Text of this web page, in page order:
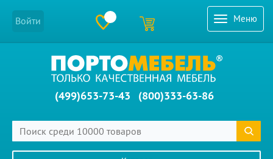
Меню
Войти
(499)653-73-43 (800)333-63-86